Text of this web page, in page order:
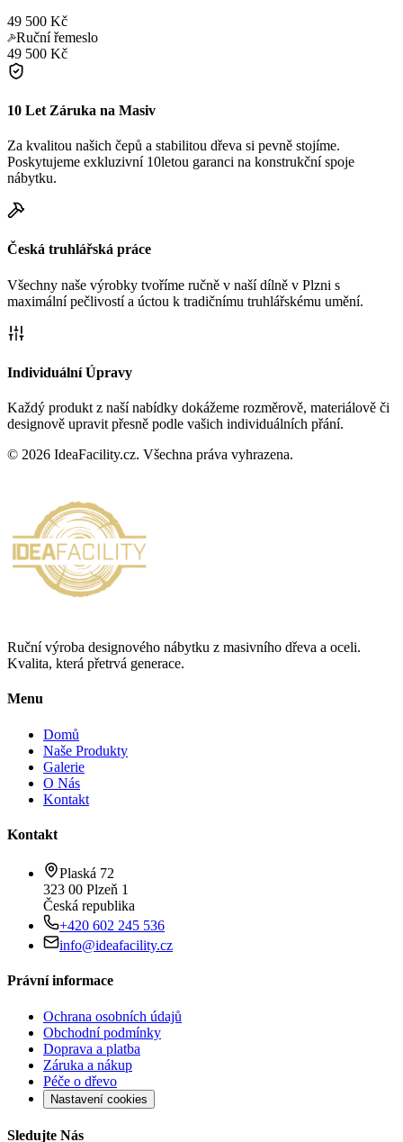
49 500 Kč
Ruční řemeslo
49 500 Kč
10 Let Záruka na Masiv
Za kvalitou našich čepů a stabilitou dřeva si pevně stojíme.
Poskytujeme exkluzivní 10letou garanci na konstrukční spoje
nábytku.
Česká truhlářská práce
Všechny naše výrobky tvoříme ručně v naší dílně v Plzni s
maximální pečlivostí a úctou k tradičnímu truhlářskému umění.
Individuální Úpravy
Každý produkt z naší nabídky dokážeme rozměrově, materiálově či
designově upravit přesně podle vašich individuálních přání.
© 2026 IdeaFacility.cz. Všechna práva vyhrazena.
Ruční výroba designového nábytku z masivního dřeva a oceli.
Kvalita, která přetrvá generace.
Menu
Domů
Naše Produkty
Galerie
O Nás
Kontakt
Kontakt
Plaská 72
323 00 Plzeň 1
Česká republika
+420 602 245 536
info@ideafacility.cz
Právní informace
Ochrana osobních údajů
Obchodní podmínky
Doprava a platba
Záruka a nákup
Péče o dřevo
Nastavení cookies
Sledujte Nás